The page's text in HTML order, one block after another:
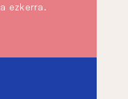
ezkerra.